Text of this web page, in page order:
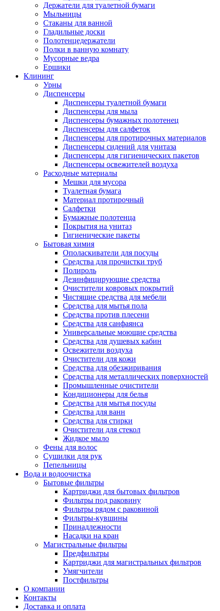
Держатели для туалетной бумаги
Мыльницы
Стаканы для ванной
Гладильные доски
Полотенцедержатели
Полки в ванную комнату
Мусорные ведра
Ершики
Клининг
Урны
Диспенсеры
Диспенсеры туалетной бумаги
Диспенсеры для мыла
Диспенсеры бумажных полотенец
Диспенсеры для салфеток
Диспенсеры для протирочных материалов
Диспенсеры сидений для унитаза
Диспенсеры для гигиенических пакетов
Диспенсеры освежителей воздуха
Расходные материалы
Мешки для мусора
Туалетная бумага
Материал протирочный
Салфетки
Бумажные полотенца
Покрытия на унитаз
Гигиенические пакеты
Бытовая химия
Ополаскиватели для посуды
Средства для прочистки труб
Полироль
Дезинфицирующие средства
Очистители ковровых покрытий
Чистящие средства для мебели
Средства для мытья пола
Средства против плесени
Средства для санфаянса
Универсальные моющие средства
Средства для душевых кабин
Освежители воздуха
Очистители для кожи
Средства для обезжиривания
Средства для металлических поверхностей
Промышленные очистители
Кондиционеры для белья
Средства для мытья посуды
Средства для ванн
Средства для стирки
Очистители для стекол
Жидкое мыло
Фены для волос
Сушилки для рук
Пепельницы
Вода и водоочистка
Бытовые фильтры
Картриджи для бытовых фильтров
Фильтры под раковину
Фильтры рядом с раковиной
Фильтры-кувшины
Принадлежности
Насадки на кран
Магистральные фильтры
Предфильтры
Картриджи для магистральных фильтров
Умягчители
Постфильтры
О компании
Контакты
Доставка и оплата